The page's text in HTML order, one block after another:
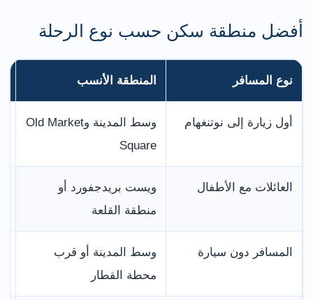
أفضل منطقة سكن حسب نوع الرحلة
نوع المسافر المنطقة الأنسب
أول زيارة إلى نوتنغهام
وسط المدينة وOld Market
Square
العائلات مع الأطفال
ويست بريدجفورد أو
منطقة القلعة
المسافر دون سيارة
وسط المدينة أو قرب
محطة القطار